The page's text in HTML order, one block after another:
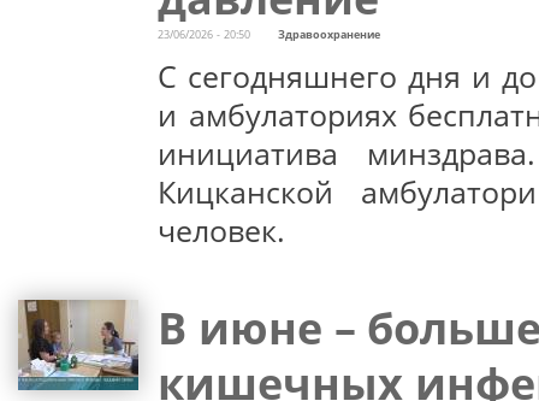
23/06/2026 - 20:50 Здравоохранение
С сегодняшнего дня и
и амбулаториях
инициатива
Кицканской
человек.
В июне –
кишечных